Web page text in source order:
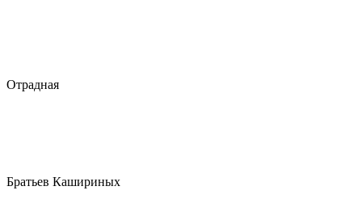
Отрадная
Братьев Кашириных